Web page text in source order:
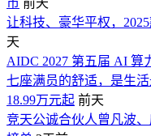
市 前天
让科技、豪华平权，
天
AIDC 2027 第五届 AI 算
七座满员的舒适，是生
18.99万元起 前天
竞天公诚合伙人曾凡波